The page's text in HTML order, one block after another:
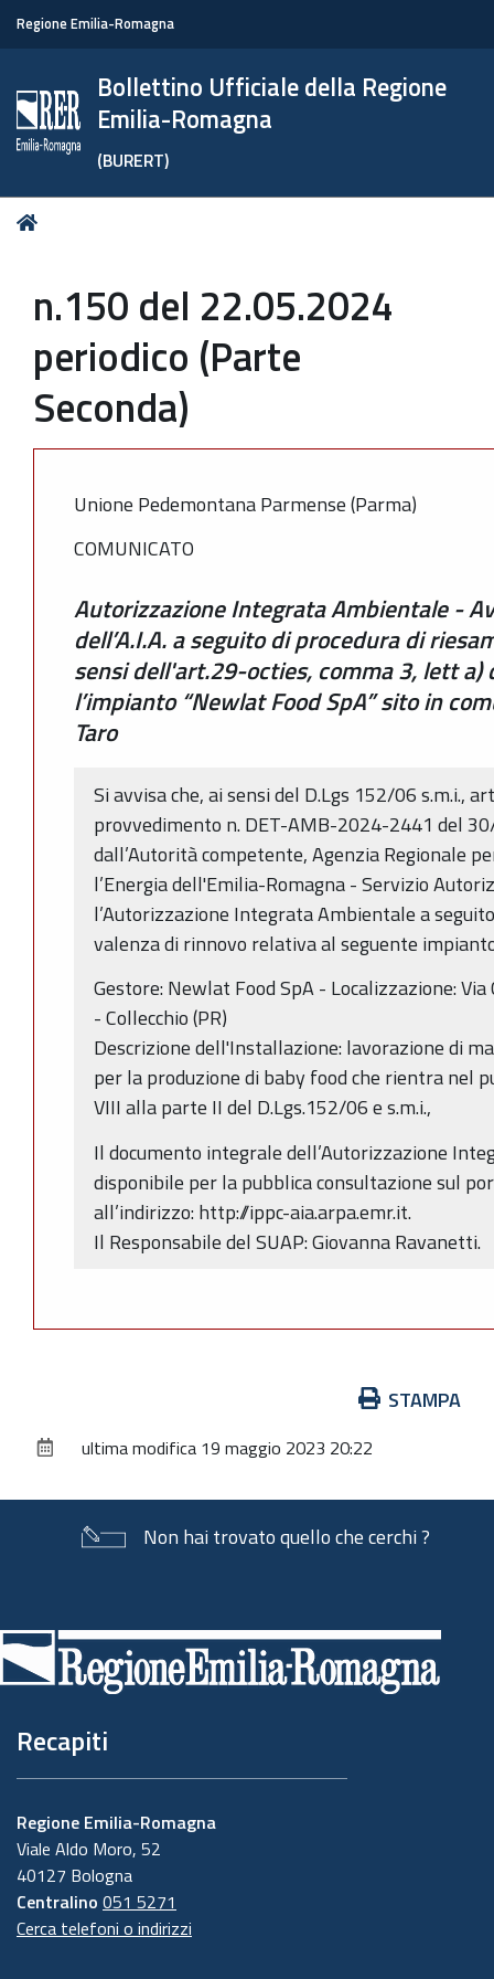
Regione Emilia-Romagna
Bollettino Ufficiale della Regione
Emilia-Romagna
(BURERT)
Tu
n.150 del 22.05.2024
periodico (Parte
Seconda)
Unione Pedemontana Parmense (Parma)
COMUNICATO
Autorizzazione Integrata Ambientale -
dell’A.I.A. a seguito di procedura di
sensi dell'art.29-octies, comma 3, lett a)
l’impianto “Newlat Food SpA” sito in
Taro
Si avvisa che, ai sensi del D.Lgs 152/06 s.m.i.,
provvedimento n. DET-AMB-2024-2441 del
dall’Autorità competente, Agenzia Regionale
l’Energia dell'Emilia-Romagna - Servizio
l’Autorizzazione Integrata Ambientale a
valenza di rinnovo relativa al seguente
Gestore: Newlat Food SpA - Localizzazione:
- Collecchio (PR)
Descrizione dell'Installazione: lavorazione di
per la produzione di baby food che rientra nel
VIII alla parte II del D.Lgs.152/06 e s.m.i.,
Il documento integrale dell’Autorizzazione
disponibile per la pubblica consultazione sul
all’indirizzo: http://ippc-aia.arpa.emr.it.
Il Responsabile del SUAP: Giovanna Ravanetti.
documento
STAMPA
ultima modifica 19 maggio 2023 20:22
Non hai trovato quello che cerchi ?
di
pagina
Recapiti
Regione Emilia-Romagna
Viale Aldo Moro, 52
40127 Bologna
Centralino 051 5271
Cerca telefoni o indirizzi